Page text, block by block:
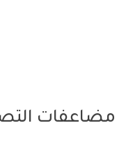
مضاعفات